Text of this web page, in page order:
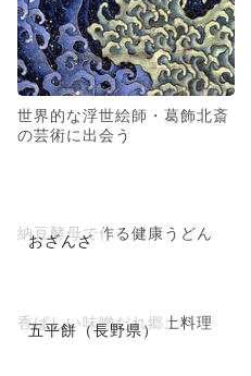
世界的な浮世絵師・葛飾北斎
の芸術に出会う
おざんざ
納豆酵母で作る健康うどん
五平餅（長野県）
香ばしい味噌だれ郷土料理